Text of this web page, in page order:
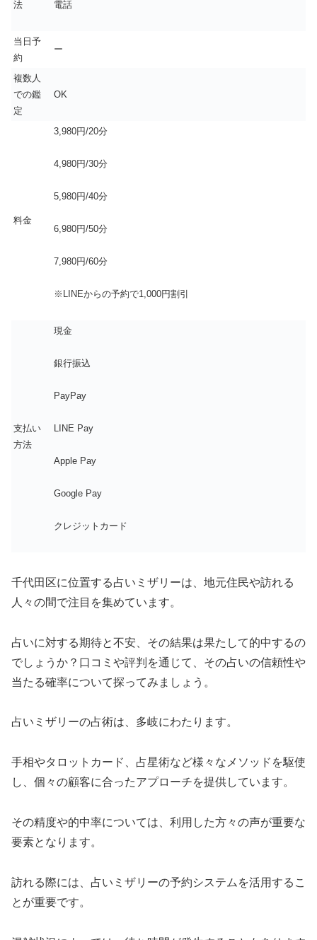
法
電話
当日予
約
ー
複数人
での鑑
定
OK
料金
3,980円/20分
4,980円/30分
5,980円/40分
6,980円/50分
7,980円/60分
※LINEからの予約で1,000円割引
支払い
方法
現金
銀行振込
PayPay
LINE Pay
Apple Pay
Google Pay
クレジットカード
千代田区に位置する占いミザリーは、地元住民や訪れる
人々の間で注目を集めています。
占いに対する期待と不安、その結果は果たして的中するの
でしょうか？口コミや評判を通じて、その占いの信頼性や
当たる確率について探ってみましょう。
占いミザリーの占術は、多岐にわたります。
手相やタロットカード、占星術など様々なメソッドを駆使
し、個々の顧客に合ったアプローチを提供しています。
その精度や的中率については、利用した方々の声が重要な
要素となります。
訪れる際には、占いミザリーの予約システムを活用するこ
とが重要です。